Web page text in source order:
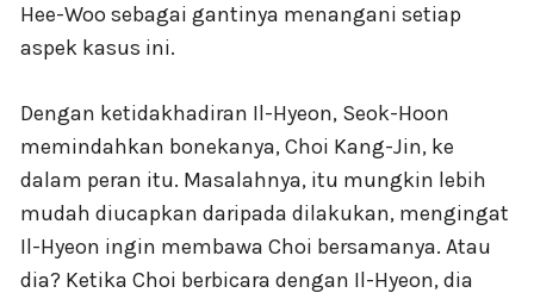
Hee-Woo sebagai gantinya menangani setiap
aspek kasus ini.
Dengan ketidakhadiran Il-Hyeon, Seok-Hoon
memindahkan bonekanya, Choi Kang-Jin, ke
dalam peran itu. Masalahnya, itu mungkin lebih
mudah diucapkan daripada dilakukan, mengingat
Il-Hyeon ingin membawa Choi bersamanya. Atau
dia? Ketika Choi berbicara dengan Il-Hyeon, dia